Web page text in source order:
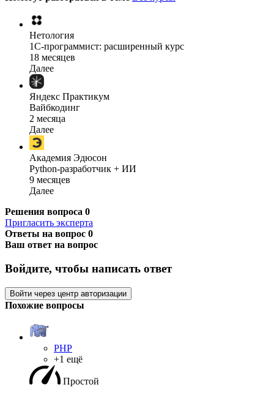
Нетология
1C-программист: расширенный курс
18 месяцев
Далее
Яндекс Практикум
Вайбкодинг
2 месяца
Далее
Академия Эдюсон
Python-разработчик + ИИ
9 месяцев
Далее
Решения вопроса 0
Пригласить эксперта
Ответы на вопрос 0
Ваш ответ на вопрос
Войдите, чтобы написать ответ
Войти через центр авторизации
Похожие вопросы
PHP
+1 ещё
Простой